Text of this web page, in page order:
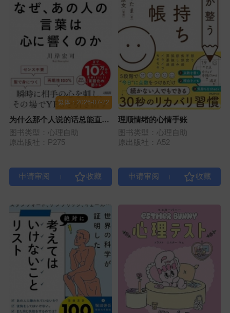
繁体：2026-07-22
为什么那个人说的话总能直抵
人心
图书类型：心理自助
原出版社：P275
理顺情绪的心情手账
图书类型：心理自助
原出版社：A52